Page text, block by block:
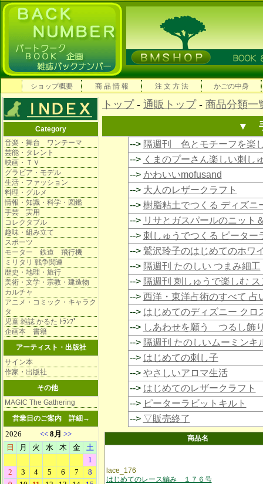
ショップ概要 商 品 情 報 注 文 方 法 かごの中身
Category
音楽・舞台 ワンテーマ
芸能・タレント
映画・ＴＶ
グラビア・モデル
生活・ファッション
料理・グルメ
情報・知識・科学・図鑑
手芸 実用
コレクタブル
趣味・組み立て
スポーツ
モーター 鉄道 飛行機
ミリタリ 戦争関連
歴史・地理・旅行
美術・文学・宗教・建造物
カルチャ
アニメ・コミック・キャラク
タ
児童 雑誌 かるた ﾄﾗﾝﾌﾟ
企画本 書籍
アーティスト・出版社
サイン本
作家・出版社
その他
MAGIC The Gathering
営業日のご案内 詳細→
トップ- 通販トップ- 商品分類一
▼
--> 隔週刊 色とモチーフを楽
--> くまのプーさん楽しい刺し
--> かわいいmofusand
--> 大人のレザークラフト
--> 樹脂粘土でつくる ディズニ
--> リサとガスパールのニット
--> 刺しゅうでつくる ピーター
--> 鷲沢玲子のはじめてのホワ
--> 隔週刊 たのしい つまみ細工
--> 隔週刊 刺しゅうで楽しむ
--> 西洋・東洋占術のすべて 占
--> はじめてのディズニー クロ
--> しあわせを願う つるし飾
--> 隔週刊 たのしいムーミンキ
--> はじめての刺し子
--> やさしいアロマ生活
--> はじめてのレザークラフト
--> ピーターラビットキルト
--> ▽販売終了
商品名
lace_176
はじめてのレース編み １７６号